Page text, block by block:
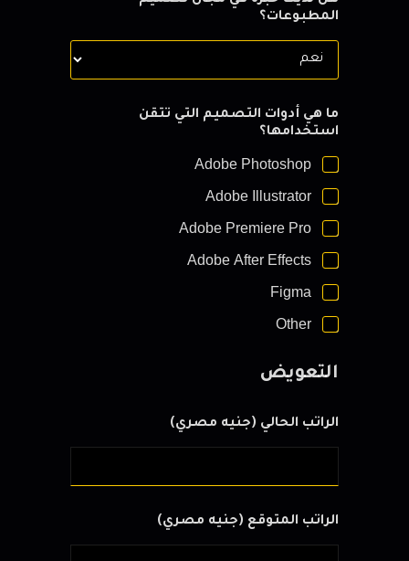
المطبوعات؟
ما هي أدوات التصميم التي تتقن
استخدامها؟
Adobe Photoshop
Adobe Illustrator
Adobe Premiere Pro
Adobe After Effects
Figma
Other
التعويض
الراتب الحالي (جنيه مصري)
الراتب المتوقع (جنيه مصري)